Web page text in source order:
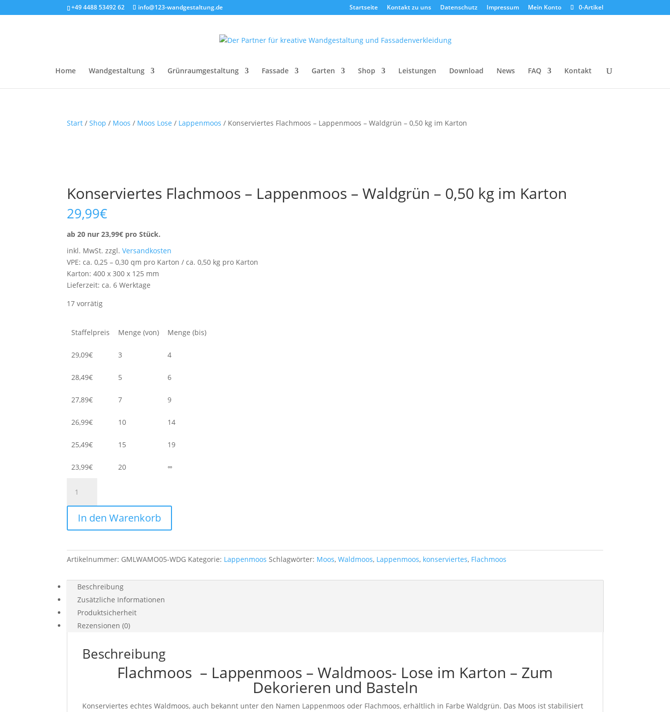
+49 4488 53492 62 info@123-wandgestaltung.de Startseite Kontakt zu uns Datenschutz Impressum Mein Konto 0-Artikel
Home Wandgestaltung Grünraumgestaltung Fassade Garten Shop Leistungen Download News FAQ Kontakt
Start /Shop / Moos / Moos Lose / Lappenmoos / Konserviertes Flachmoos – Lappenmoos – Waldgrün – 0,50 kg im Karton
Konserviertes Flachmoos – Lappenmoos – Waldgrün – 0,50 kg im Karton
29,99€
ab 20 nur23,99€ pro Stück.
inkl. MwSt. zzgl.Versandkosten
VPE: ca. 0,25 – 0,30 qm pro Karton / ca. 0,50 kg pro Karton
Karton: 400 x 300 x 125 mm
Lieferzeit:ca. 6 Werktage
17 vorrätig
Staffelpreis Menge (von) Menge (bis)
29,09€ 3 4
28,49€ 5 6
27,89€ 7 9
26,99€ 10 14
25,49€ 15 19
23,99€ 20
∞
Flachmoos
-
Lappenmoos
-
-
0,50
Karton
Menge
In den Warenkorb
Artikelnummer: GMLWAMO05-WDG Kategorie: Lappenmoos Schlagwörter: Moos,Waldmoos, Lappenmoos, konserviertes, Flachmoos
Beschreibung
Zusätzliche Informationen
Produktsicherheit
Rezensionen (0)
Beschreibung
Flachmoos – Lappenmoos – Waldmoos- Lose im Karton – Zum
Dekorieren und Basteln
Konserviertes echtes Waldmoos, auch bekannt unter den Namen Lappenmoos oder Flachmoos, erhältlich in Farbe Waldgrün. Das Moos ist stabilisiert